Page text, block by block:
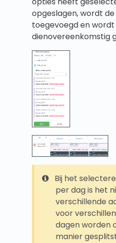
opgeslagen, wordt
toegevoegd en wordt
dienovereenkomstig
Bij het
per dag is het
verschillende
voor
dagen worden
manier